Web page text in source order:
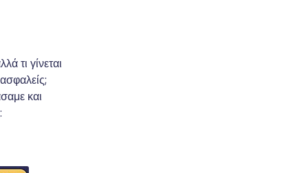
τι γίνεται
και